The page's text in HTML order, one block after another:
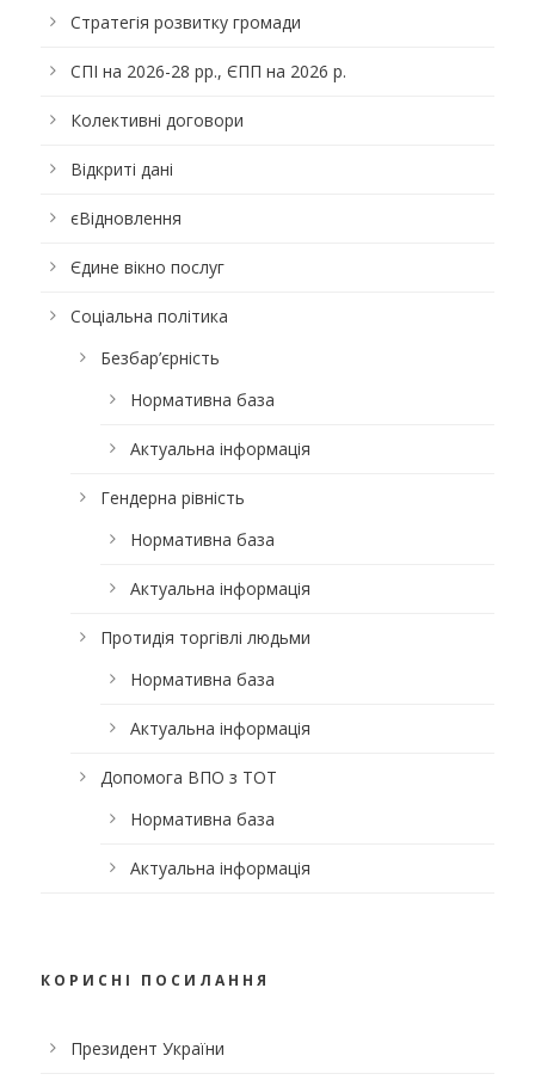
Стратегія розвитку громади
СПІ на 2026-28 рр., ЄПП на 2026 р.
Колективні договори
Відкриті дані
єВідновлення
Єдине вікно послуг
Соціальна політика
Безбар’єрність
Нормативна база
Актуальна інформація
Гендерна рівність
Нормативна база
Актуальна інформація
Протидія торгівлі людьми
Нормативна база
Актуальна інформація
Допомога ВПО з ТОТ
Нормативна база
Актуальна інформація
КОРИСНІ ПОСИЛАННЯ
Президент України